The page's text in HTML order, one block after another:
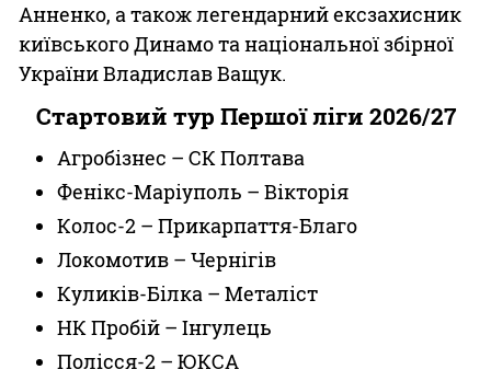
Анненко, а також легендарний ексзахисник
київського Динамо та національної збірної
України Владислав Ващук.
Стартовий тур Першої ліги 2026/27
Агробізнес – СК Полтава
Фенікс-Маріуполь – Вікторія
Колос-2 – Прикарпаття-Благо
Локомотив – Чернігів
Куликів-Білка – Металіст
НК Пробій – Інгулець
Полісся-2 – ЮКСА